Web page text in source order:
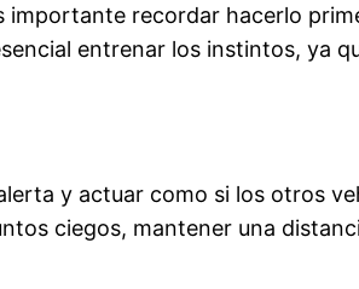
importante recordar hacerlo
entrenar los instintos, ya
y actuar como si los otros
ciegos, mantener una